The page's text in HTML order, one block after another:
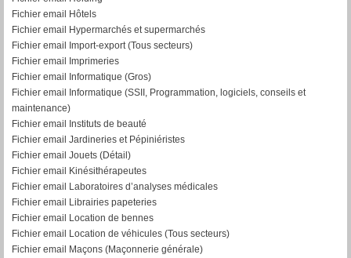
Fichier email Hôtels
Fichier email Hypermarchés et supermarchés
Fichier email Import-export (Tous secteurs)
Fichier email Imprimeries
Fichier email Informatique (Gros)
Fichier email Informatique (SSII, Programmation, logiciels, conseils et
maintenance)
Fichier email Instituts de beauté
Fichier email Jardineries et Pépiniéristes
Fichier email Jouets (Détail)
Fichier email Kinésithérapeutes
Fichier email Laboratoires d’analyses médicales
Fichier email Librairies papeteries
Fichier email Location de bennes
Fichier email Location de véhicules (Tous secteurs)
Fichier email Maçons (Maçonnerie générale)